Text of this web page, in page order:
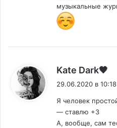
музыкальные
Kate Dark🖤
29.06.2020 в 10:18
Я человек
— ставлю +3
А, вообще, сам